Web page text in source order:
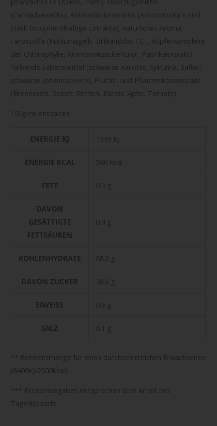
(Carnaubawachs), Antioxidationsmittel (Ascorbinsäure und
stark tocopherolhaltige Extrakte), natürliches Aroma,
Farbstoffe (Kurkumagelb, Brilliantblau FCF, Kupferkomplexe
der Chlorophylle, Ammoniakzuckerkulör, Paprikaextrakt),
färbende Lebensmittel (schwarze Karotte, Spirulina, Saflor,
schwarze Johannisbeere), Frucht- und Pflanzenkonzentrate
(Brennessel, Spinat, Rettich, Kürbis, Apfel, Tomate).
100g/ml enthalten:
ENERGIE KJ 1546 KJ
ENERGIE KCAL 366 Kcal
FETT 0.9 g
DAVON
GESÄTTIGTE
FETTSÄUREN
0.4 g
KOHLENHYDRATE 88.3 g
DAVON ZUCKER 58.8 g
EIWEISS 0.8 g
SALZ 0.1 g
** Referenzmenge für einen durchschnittlichen Erwachsenen
(8400KJ/2000kcal):
*** Prozentangaben entsprechen dem Anteil des
Tagesbedarfs: